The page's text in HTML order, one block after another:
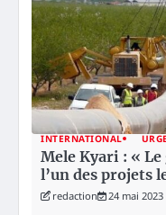
INTERNATIONAL
Mele Kyari : «
l’un des projets
redaction 24 mai 2023